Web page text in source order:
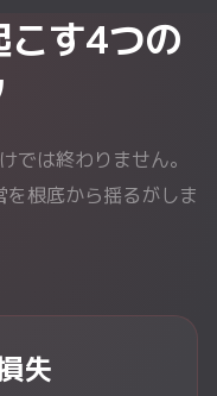
す4つの
では終わりません。
根底から揺るがしま
失